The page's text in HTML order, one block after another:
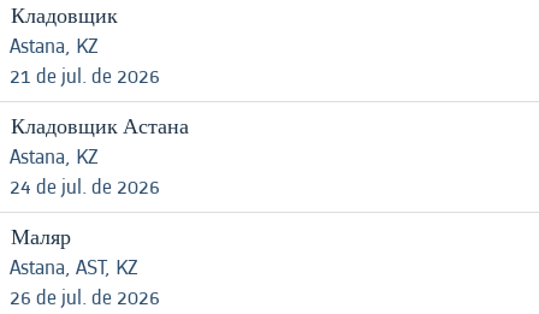
Кладовщик
Astana, KZ
21 de jul. de 2026
Кладовщик Астана
Astana, KZ
24 de jul. de 2026
Маляр
Astana, AST, KZ
26 de jul. de 2026